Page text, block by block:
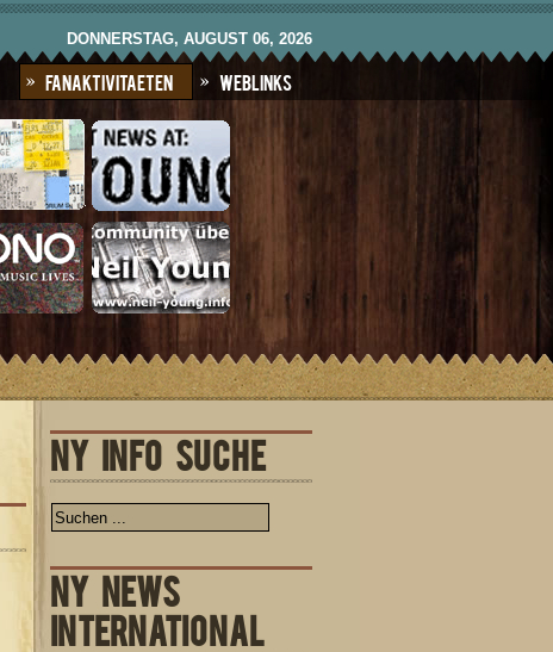
DONNERSTAG, AUGUST 06, 2026
Fanaktivitaeten Weblinks
NY INFO SUCHE
NY NEWS
INTERNATIONAL